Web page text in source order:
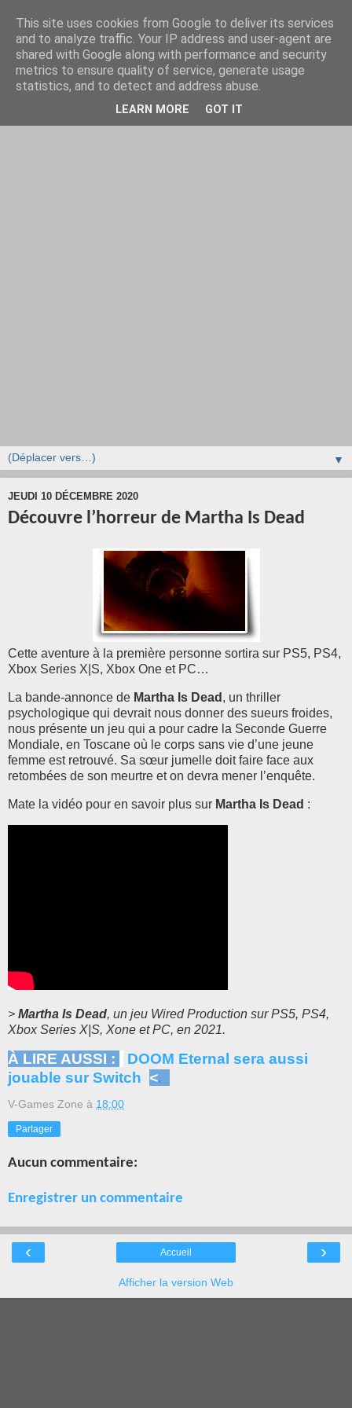
▼
JEUDI 10 DÉCEMBRE 2020
Découvre l’horreur de Martha Is Dead
Cette aventure à la première personne sortira sur PS5, PS4,
Xbox Series X|S, Xbox One et PC…
La bande-annonce de Martha Is Dead , un thriller
psychologique qui devrait nous donner des sueurs froides,
nous présente un jeu qui a pour cadre la Seconde Guerre
Mondiale, en Toscane où le corps sans vie d’une jeune
femme est retrouvé. Sa sœur jumelle doit faire face aux
retombées de son meurtre et on devra mener l’enquête.
Mate la vidéo pour en savoir plus sur Martha Is Dead :
> Martha Is Dead, un jeu Wired Production sur PS5, PS4,
Xbox Series X|S, Xone et PC, en 2021.
À LIRE AUSSI :
DOOM Eternal sera aussi
jouable sur Switch <.
V-Games Zone à 18:00
Partager
Aucun commentaire:
Enregistrer un commentaire
‹ ›
Accueil
Afficher la version Web
This site uses cookies from Google to deliver its services
and to analyze traffic. Your IP address and user-agent are
shared with Google along with performance and security
metrics to ensure quality of service, generate usage
statistics, and to detect and address abuse.
LEARN MORE GOT IT